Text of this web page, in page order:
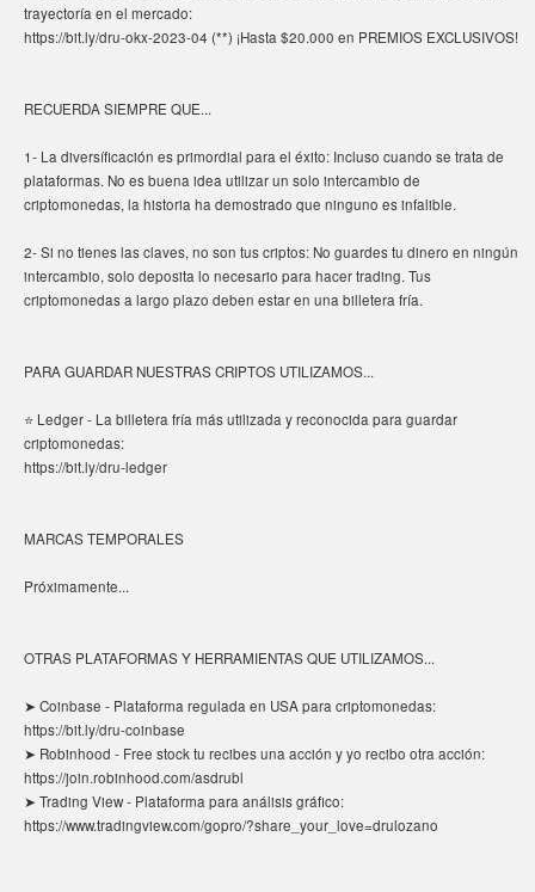
trayectoría en el mercado:
https://bit.ly/dru-okx-2023-04 (**) ¡Hasta $20.000 en PREMIOS EXCLUSIVOS!
RECUERDA SIEMPRE QUE...
1- La diversíficación es primordial para el éxito: Incluso cuando se trata de
plataformas. No es buena idea utilizar un solo intercambio de
criptomonedas, la historia ha demostrado que ninguno es infalible.
2- Si no tienes las claves, no son tus criptos: No guardes tu dinero en ningún
intercambio, solo deposita lo necesario para hacer trading. Tus
criptomonedas a largo plazo deben estar en una billetera fría.
PARA GUARDAR NUESTRAS CRIPTOS UTILIZAMOS...
⭐ Ledger - La billetera fría más utilizada y reconocida para guardar
criptomonedas:
https://bit.ly/dru-ledger
MARCAS TEMPORALES
Próximamente...
OTRAS PLATAFORMAS Y HERRAMIENTAS QUE UTILIZAMOS...
➤ Coinbase - Plataforma regulada en USA para criptomonedas:
https://bit.ly/dru-coinbase
➤ Robinhood - Free stock tu recibes una acción y yo recibo otra acción:
https://join.robinhood.com/asdrubl
➤ Trading View - Plataforma para análisis gráfico:
https://www.tradingview.com/gopro/?share_your_love=drulozano